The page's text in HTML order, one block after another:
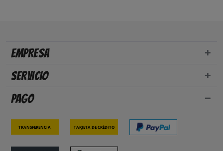
Empresa
Servicio
Pago
Transferencia Tarjeta de crédito